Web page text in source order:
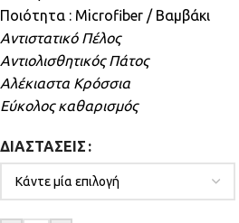
Ποιότητα : Microfiber / Βαμβάκι
Αντιστατικό Πέλος
Αντιολισθητικός Πάτος
Αλέκιαστα Κρόσσια
Εύκολος καθαρισμός
ΔΙΑΣΤΆΣΕΙΣ